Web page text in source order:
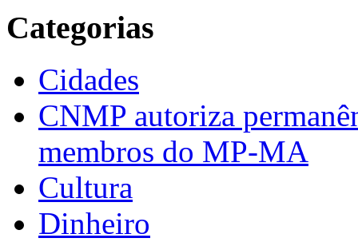
Categorias
Cidades
CNMP autoriza
membros do MP-MA
Cultura
Dinheiro